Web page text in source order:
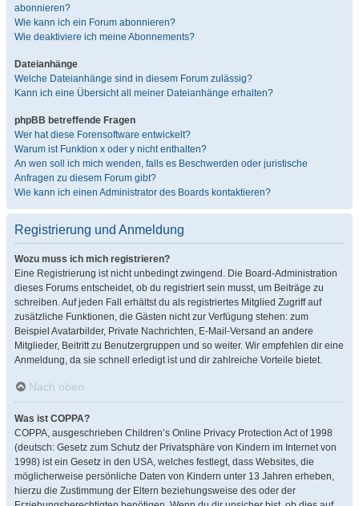
abonnieren?
Wie kann ich ein Forum abonnieren?
Wie deaktiviere ich meine Abonnements?
Dateianhänge
Welche Dateianhänge sind in diesem Forum zulässig?
Kann ich eine Übersicht all meiner Dateianhänge erhalten?
phpBB betreffende Fragen
Wer hat diese Forensoftware entwickelt?
Warum ist Funktion x oder y nicht enthalten?
An wen soll ich mich wenden, falls es Beschwerden oder juristische
Anfragen zu diesem Forum gibt?
Wie kann ich einen Administrator des Boards kontaktieren?
Registrierung und Anmeldung
Wozu muss ich mich registrieren?
Eine Registrierung ist nicht unbedingt zwingend. Die Board-Administration
dieses Forums entscheidet, ob du registriert sein musst, um Beiträge zu
schreiben. Auf jeden Fall erhältst du als registriertes Mitglied Zugriff auf
zusätzliche Funktionen, die Gästen nicht zur Verfügung stehen: zum
Beispiel Avatarbilder, Private Nachrichten, E-Mail-Versand an andere
Mitglieder, Beitritt zu Benutzergruppen und so weiter. Wir empfehlen dir eine
Anmeldung, da sie schnell erledigt ist und dir zahlreiche Vorteile bietet.
Nach oben
Was ist COPPA?
COPPA, ausgeschrieben Children’s Online Privacy Protection Act of 1998
(deutsch: Gesetz zum Schutz der Privatsphäre von Kindern im Internet von
1998) ist ein Gesetz in den USA, welches festlegt, dass Websites, die
möglicherweise persönliche Daten von Kindern unter 13 Jahren erheben,
hierzu die Zustimmung der Eltern beziehungsweise des oder der